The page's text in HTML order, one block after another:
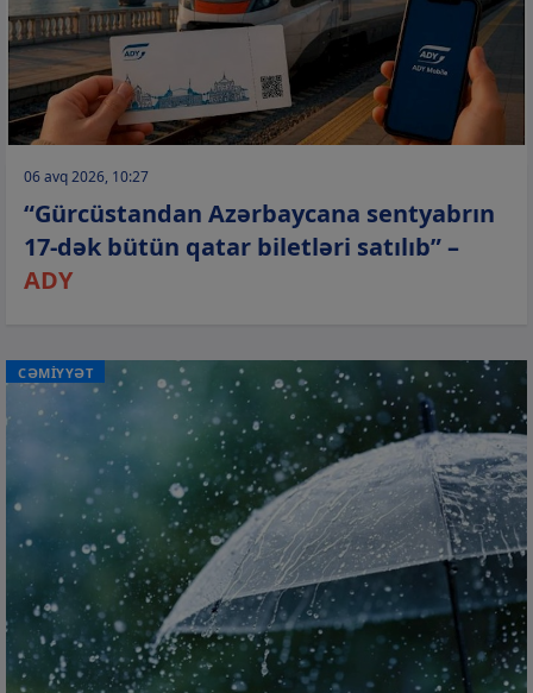
06 avq 2026, 10:27
“Gürcüstandan Azərbaycana sentyabrın
17-dək bütün qatar biletləri satılıb” –
ADY
CƏMİYYƏT